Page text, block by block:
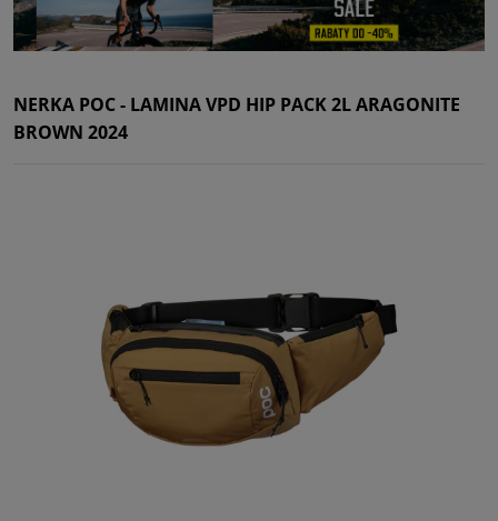
NERKA POC - LAMINA VPD HIP PACK 2L ARAGONITE
BROWN 2024